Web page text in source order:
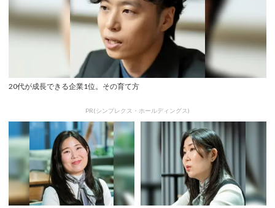
20代が成長できる企業1位。その育て方
PR(シンプレクス・ホールディングス)